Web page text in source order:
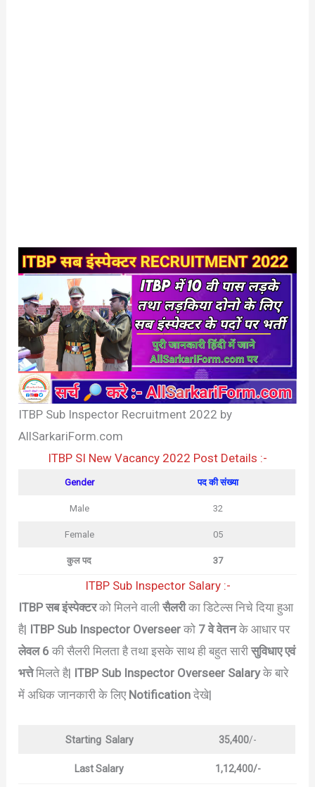
ITBP Sub Inspector Recruitment 2022 by
AllSarkariForm.com
ITBP SI New Vacancy 2022 Post Details :-
Gender पद की संख्या
Male 32
Female 05
कुल पद 37
ITBP Sub Inspector Salary :-
ITBP सब इंस्पेक्टरको मिलने वालीसैलरीका डिटेल्स निचे दिया हुआ
है| ITBP Sub Inspector Overseerको 7 वे वेतनके आधार पर
लेवल 6 की सैलरी मिलता है तथा इसके साथ ही बहुत सारीसुविधाए एवं
भत्तेमिलते है| ITBP Sub Inspector Overseer Salaryके बारे
में अधिक जानकारी के लिए Notification देखे|
Starting Salary 35,400/-
LastSalary 1,12,400/-